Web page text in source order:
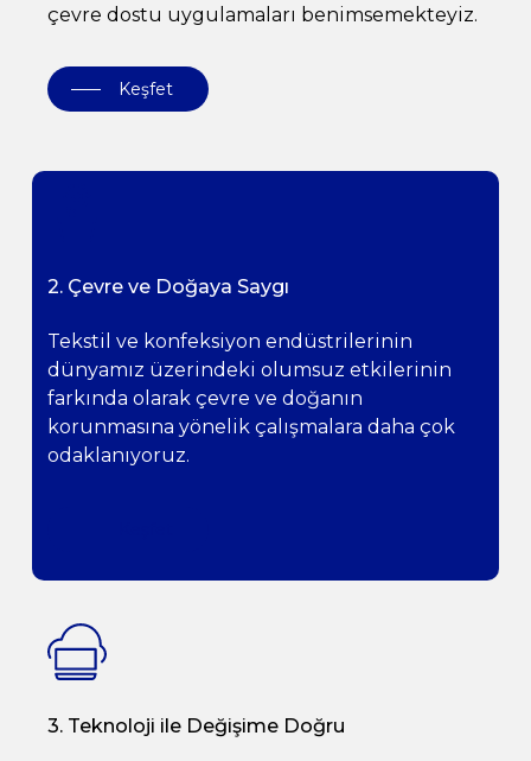
çevre dostu uygulamaları benimsemekteyiz.
Keşfet
2. Çevre ve Doğaya Saygı
Tekstil ve konfeksiyon endüstrilerinin
dünyamız üzerindeki olumsuz etkilerinin
farkında olarak çevre ve doğanın
korunmasına yönelik çalışmalara daha çok
odaklanıyoruz.
3. Teknoloji ile Değişime Doğru